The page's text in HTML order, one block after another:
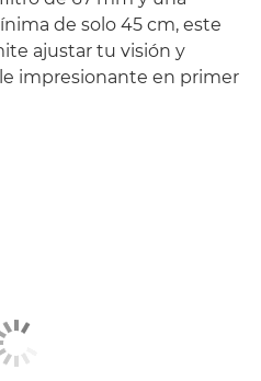
de solo 45 cm, este
ajustar tu visión y
impresionante en primer